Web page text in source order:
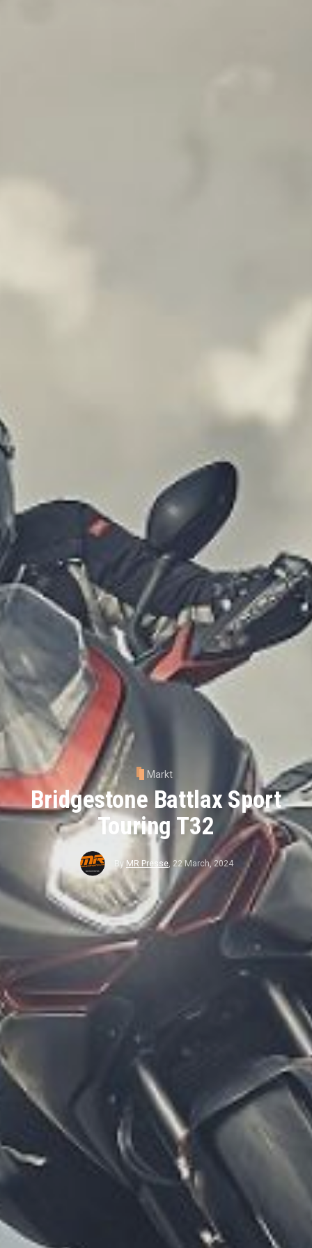
Markt
Bridgestone Battlax Sport
Touring T32
By MR Presse, 22 March, 2024